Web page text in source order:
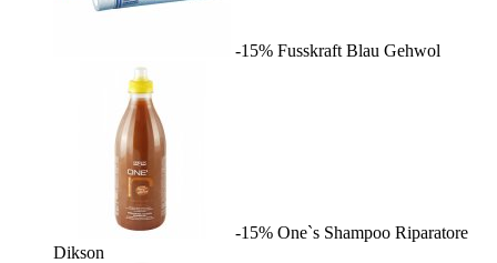
-15% Fusskraft Blau Gehwol
-15% One`s Shampoo Riparatore
Dikson